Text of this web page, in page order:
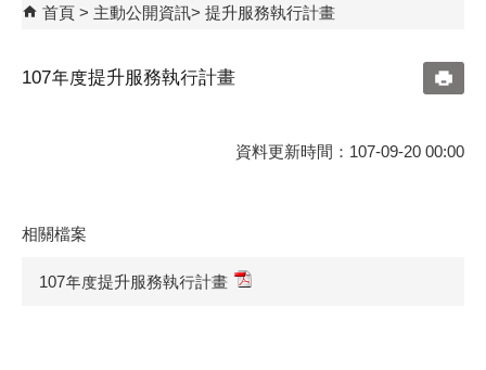
首頁 主動公開資訊 提升服務執行計畫
107年度提升服務執行計畫
資料更新時間：107-09-20 00:00
相關檔案
107年度提升服務執行計畫